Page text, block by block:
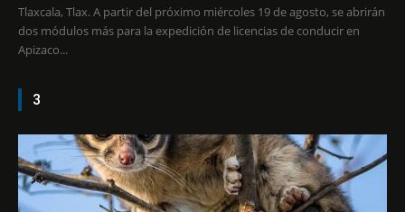
Tlaxcala, Tlax. A partir del próximo miércoles 19 de agosto, se abrirán
dos módulos más para la expedición de licencias de conducir en
Apizaco...
3